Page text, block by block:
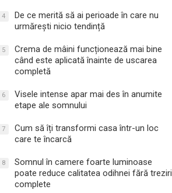
4
De ce merită să ai perioade în care nu
urmărești nicio tendință
5
Crema de mâini funcționează mai bine
când este aplicată înainte de uscarea
completă
6
Visele intense apar mai des în anumite
etape ale somnului
7
Cum să îți transformi casa într-un loc
care te încarcă
8
Somnul în camere foarte luminoase
poate reduce calitatea odihnei fără treziri
complete